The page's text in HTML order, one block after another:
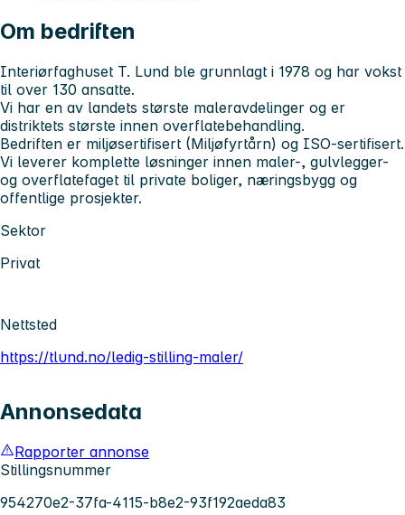
Om bedriften
Interiørfaghuset T. Lund ble grunnlagt i 1978 og har vokst
til over 130 ansatte.
Vi har en av landets største maleravdelinger og er
distriktets største innen overflatebehandling.
Bedriften er miljøsertifisert (Miljøfyrtårn) og ISO-sertifisert.
Vi leverer komplette løsninger innen maler-, gulvlegger-
og overflatefaget til private boliger, næringsbygg og
offentlige prosjekter.
Sektor
Privat
Nettsted
https://tlund.no/ledig-stilling-maler/
Annonsedata
Rapporter annonse
Stillingsnummer
954270e2-37fa-4115-b8e2-93f192aeda83